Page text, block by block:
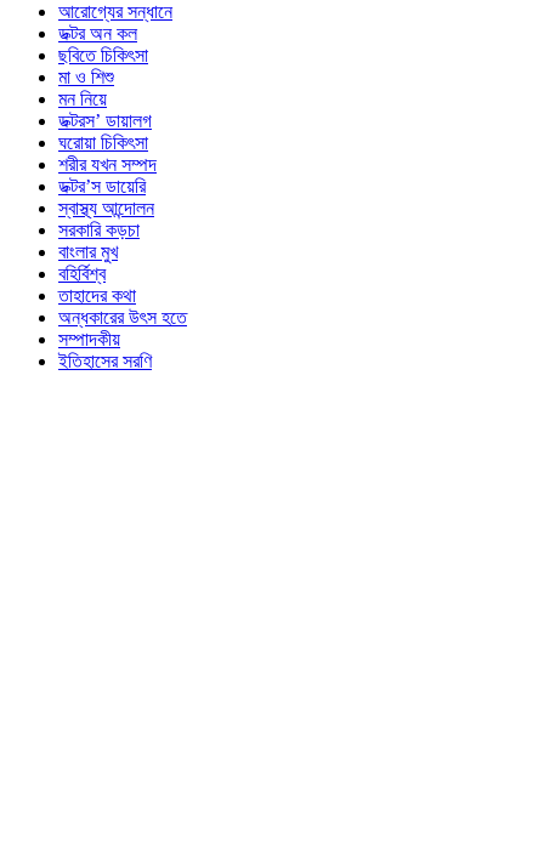
আরোগ্যের সন্ধানে
ডক্টর অন কল
ছবিতে চিকিৎসা
মা ও শিশু
মন নিয়ে
ডক্টরস’ ডায়ালগ
ঘরোয়া চিকিৎসা
শরীর যখন সম্পদ
ডক্টর’স ডায়েরি
স্বাস্থ্য আন্দোলন
সরকারি কড়চা
বাংলার মুখ
বহির্বিশ্ব
তাহাদের কথা
অন্ধকারের উৎস হতে
সম্পাদকীয়
ইতিহাসের সরণি